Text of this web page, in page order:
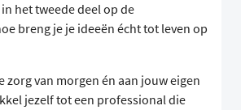
het tweede deel op de
breng je je ideeën écht tot leven op
zorg van morgen én aan jouw eigen
jezelf tot een professional die